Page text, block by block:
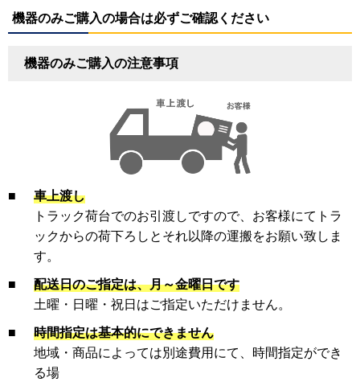
機器のみご購入の場合は必ずご確認ください
機器のみご購入の注意事項
■
車上渡し
トラック荷台でのお引渡しですので、お客様にてトラ
ックからの荷下ろしとそれ以降の運搬をお願い致しま
す。
■
配送日のご指定は、月～金曜日です
土曜・日曜・祝日はご指定いただけません。
■
時間指定は基本的にできません
地域・商品によっては別途費用にて、時間指定ができ
る場